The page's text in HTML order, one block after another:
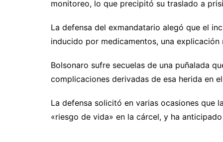
monitoreo, lo que precipitó su traslado a
La defensa del exmandatario alegó que el
inducido por medicamentos, una
Bolsonaro sufre secuelas de una puñalada
complicaciones derivadas de esa herida en
La defensa solicitó en varias ocasiones que
«riesgo de vida» en la cárcel, y ha